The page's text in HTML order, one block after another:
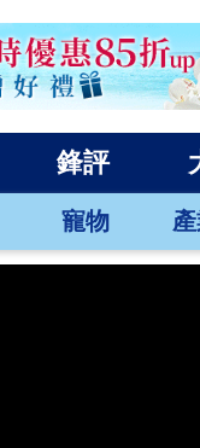
鋒評
寵物